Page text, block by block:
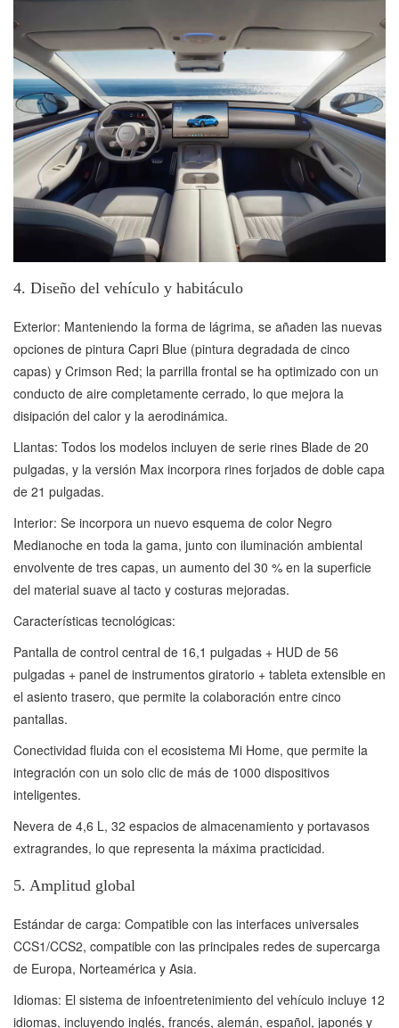
4. Diseño del vehículo y habitáculo
Exterior: Manteniendo la forma de lágrima, se añaden las nuevas
opciones de pintura Capri Blue (pintura degradada de cinco
capas) y Crimson Red; la parrilla frontal se ha optimizado con un
conducto de aire completamente cerrado, lo que mejora la
disipación del calor y la aerodinámica.
Llantas: Todos los modelos incluyen de serie rines Blade de 20
pulgadas, y la versión Max incorpora rines forjados de doble capa
de 21 pulgadas.
Interior: Se incorpora un nuevo esquema de color Negro
Medianoche en toda la gama, junto con iluminación ambiental
envolvente de tres capas, un aumento del 30 % en la superficie
del material suave al tacto y costuras mejoradas.
Características tecnológicas:
Pantalla de control central de 16,1 pulgadas + HUD de 56
pulgadas + panel de instrumentos giratorio + tableta extensible en
el asiento trasero, que permite la colaboración entre cinco
pantallas.
Conectividad fluida con el ecosistema Mi Home, que permite la
integración con un solo clic de más de 1000 dispositivos
inteligentes.
Nevera de 4,6 L, 32 espacios de almacenamiento y portavasos
extragrandes, lo que representa la máxima practicidad.
5. Amplitud global
Estándar de carga: Compatible con las interfaces universales
CCS1/CCS2, compatible con las principales redes de supercarga
de Europa, Norteamérica y Asia.
Idiomas: El sistema de infoentretenimiento del vehículo incluye 12
idiomas, incluyendo inglés, francés, alemán, español, japonés y